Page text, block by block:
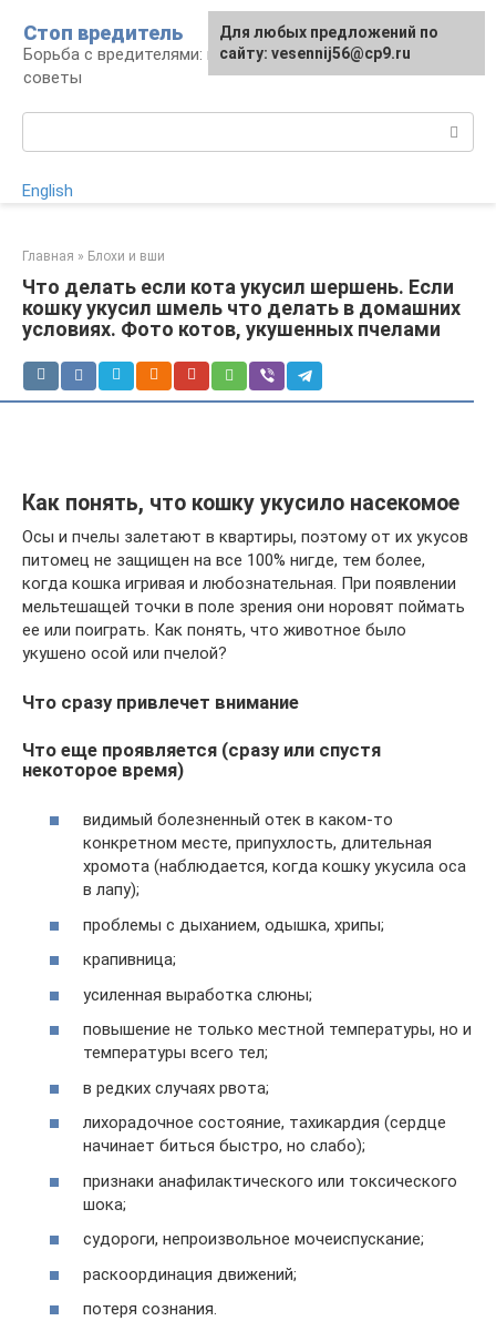
контенту
Стоп вредитель
Борьба с вредителями: правила, средства,
советы
English
Главная » Блохи и вши
Что делать если кота укусил шершень. Если
кошку укусил шмель что делать в домашних
условиях. Фото котов, укушенных пчелами
Как понять, что кошку укусило насекомое
Осы и пчелы залетают в квартиры, поэтому от их укусов
питомец не защищен на все 100% нигде, тем более,
когда кошка игривая и любознательная. При появлении
мельтешащей точки в поле зрения они норовят поймать
ее или поиграть. Как понять, что животное было
укушено осой или пчелой?
Что сразу привлечет внимание
Что еще проявляется (сразу или спустя
некоторое время)
видимый болезненный отек в каком-то
конкретном месте, припухлость, длительная
хромота (наблюдается, когда кошку укусила оса
в лапу);
проблемы с дыханием, одышка, хрипы;
крапивница;
усиленная выработка слюны;
повышение не только местной температуры, но и
температуры всего тел;
в редких случаях рвота;
лихорадочное состояние, тахикардия (сердце
начинает биться быстро, но слабо);
признаки анафилактического или токсического
шока;
судороги, непроизвольное мочеиспускание;
раскоординация движений;
потеря сознания.
Для любых предложений по
сайту: vesennij56@cp9.ru